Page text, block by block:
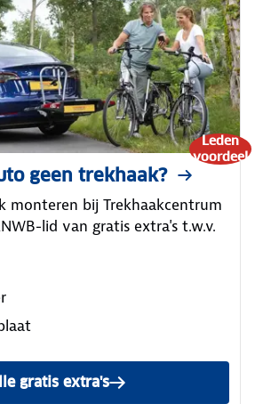
Leden
voordeel
geen trekhaak?
monteren bij Trekhaakcentrum
lid van gratis extra's t.w.v.
gratis extra's